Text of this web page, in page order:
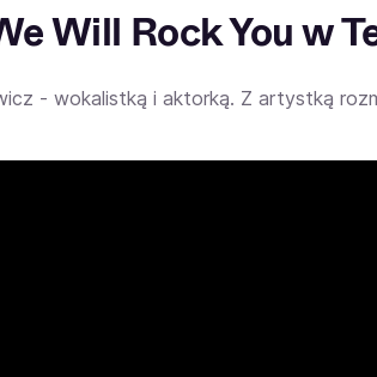
Will Rock You w
- wokalistką i aktorką. Z artystką